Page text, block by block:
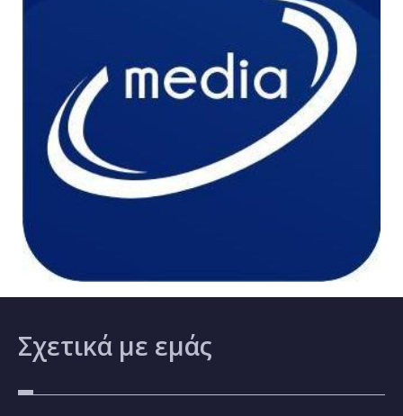
Σχετικά με εμάς